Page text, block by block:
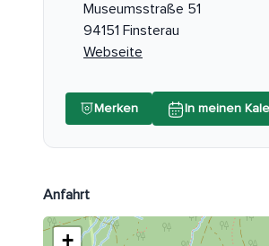
Museumsstraße 51
94151 Finsterau
Webseite
Merken In meinen
Anfahrt
+